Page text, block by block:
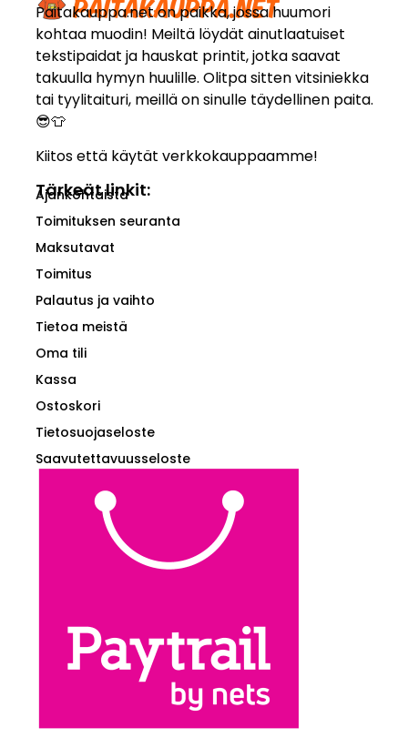
Paitakauppa.net on paikka, jossa huumori
kohtaa muodin! Meiltä löydät ainutlaatuiset
tekstipaidat ja hauskat printit, jotka saavat
takuulla hymyn huulille. Olitpa sitten vitsiniekka
tai tyylitaituri, meillä on sinulle täydellinen paita.
😎👕
Kiitos että käytät verkkokauppaamme!
Tärkeät linkit:
Ajankohtaista
Toimituksen seuranta
Maksutavat
Toimitus
Palautus ja vaihto
Tietoa meistä
Oma tili
Kassa
Ostoskori
Tietosuojaseloste
Saavutettavuusseloste